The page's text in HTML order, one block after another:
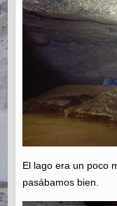
El lago era un poco
pasábamos bien.